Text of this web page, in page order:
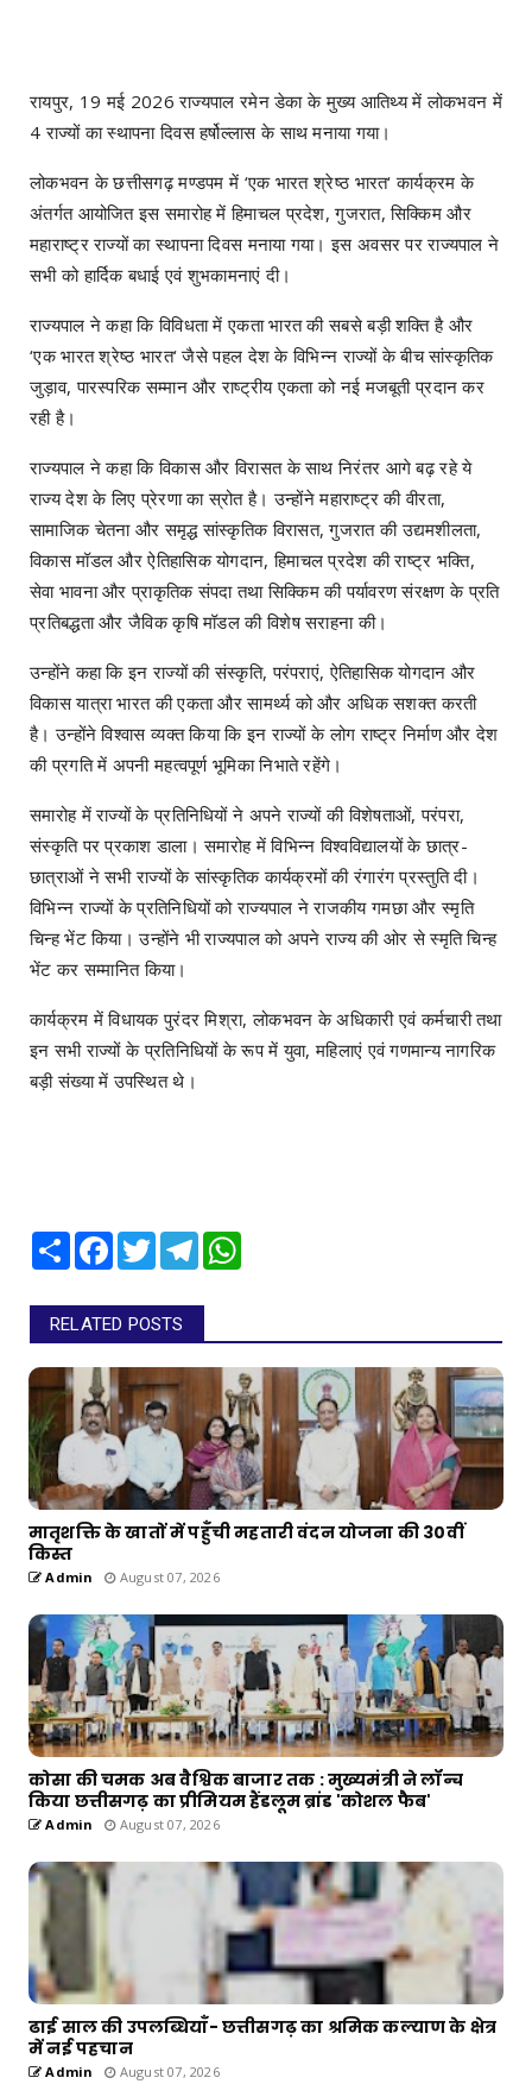
रायपुर, 19 मई 2026 राज्यपाल रमेन डेका के मुख्य आतिथ्य में लोकभवन में
4 राज्यों का स्थापना दिवस हर्षोल्लास के साथ मनाया गया।
लोकभवन के छत्तीसगढ़ मण्डपम में ‘एक भारत श्रेष्ठ भारत‘ कार्यक्रम के
अंतर्गत आयोजित इस समारोह में हिमाचल प्रदेश, गुजरात, सिक्किम और
महाराष्ट्र राज्यों का स्थापना दिवस मनाया गया। इस अवसर पर राज्यपाल ने
सभी को हार्दिक बधाई एवं शुभकामनाएं दी।
राज्यपाल ने कहा कि विविधता में एकता भारत की सबसे बड़ी शक्ति है और
‘एक भारत श्रेष्ठ भारत‘ जैसे पहल देश के विभिन्न राज्यों के बीच सांस्कृतिक
जुड़ाव, पारस्परिक सम्मान और राष्ट्रीय एकता को नई मजबूती प्रदान कर
रही है।
राज्यपाल ने कहा कि विकास और विरासत के साथ निरंतर आगे बढ़ रहे ये
राज्य देश के लिए प्रेरणा का स्रोत है। उन्होंने महाराष्ट्र की वीरता,
सामाजिक चेतना और समृद्ध सांस्कृतिक विरासत, गुजरात की उद्यमशीलता,
विकास मॉडल और ऐतिहासिक योगदान, हिमाचल प्रदेश की राष्ट्र भक्ति,
सेवा भावना और प्राकृतिक संपदा तथा सिक्किम की पर्यावरण संरक्षण के प्रति
प्रतिबद्धता और जैविक कृषि मॉडल की विशेष सराहना की।
उन्होंने कहा कि इन राज्यों की संस्कृति, परंपराएं, ऐतिहासिक योगदान और
विकास यात्रा भारत की एकता और सामर्थ्य को और अधिक सशक्त करती
है। उन्होंने विश्वास व्यक्त किया कि इन राज्यों के लोग राष्ट्र निर्माण और देश
की प्रगति में अपनी महत्वपूर्ण भूमिका निभाते रहेंगे।
समारोह में राज्यों के प्रतिनिधियों ने अपने राज्यों की विशेषताओं, परंपरा,
संस्कृति पर प्रकाश डाला। समारोह में विभिन्न विश्वविद्यालयों के छात्र-
छात्राओं ने सभी राज्यों के सांस्कृतिक कार्यक्रमों की रंगारंग प्रस्तुति दी।
विभिन्न राज्यों के प्रतिनिधियों को राज्यपाल ने राजकीय गमछा और स्मृति
चिन्ह भेंट किया। उन्होंने भी राज्यपाल को अपने राज्य की ओर से स्मृति चिन्ह
भेंट कर सम्मानित किया।
कार्यक्रम में विधायक पुरंदर मिश्रा, लोकभवन के अधिकारी एवं कर्मचारी तथा
इन सभी राज्यों के प्रतिनिधियों के रूप में युवा, महिलाएं एवं गणमान्य नागरिक
बड़ी संख्या में उपस्थित थे।
Share Facebook
TwitterTelegram
RELATED POSTS
मातृशक्ति के खातों में पहुँची महतारी वंदन योजना की 30वीं
किस्त
Admin August 07, 2026
कोसा की चमक अब वैश्विक बाजार तक : मुख्यमंत्री ने लॉन्च
किया छत्तीसगढ़ का प्रीमियम हैंडलूम ब्रांड 'कोशल फैब'
Admin August 07, 2026
ढाई साल की उपलब्धियाँ- छत्तीसगढ़ का श्रमिक कल्याण के क्षेत्र
में नई पहचान
Admin August 07, 2026